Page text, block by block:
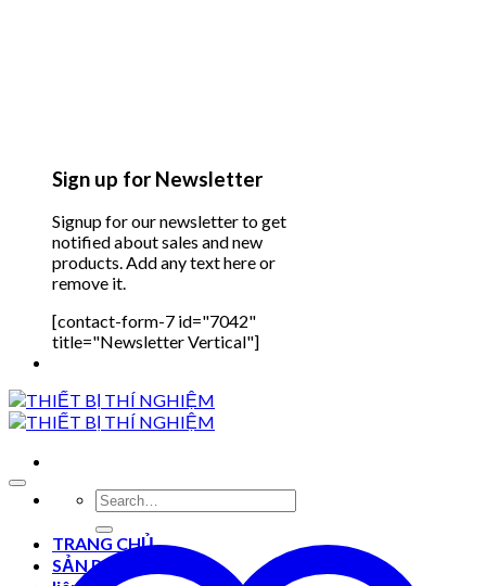
Sign up for Newsletter
Signup for our newsletter to get
notified about sales and new
products. Add any text here or
remove it.
[contact-form-7 id="7042"
title="Newsletter Vertical"]
Search
for:
TRANG CHỦ
SẢN PHẨM